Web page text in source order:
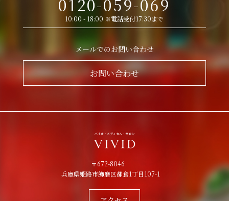
0120-059-069
10:00 - 18:00 ※電話受付17:30まで
メールでのお問い合わせ
お問い合わせ
〒672-8046
兵庫県姫路市飾磨区都倉1丁目107-1